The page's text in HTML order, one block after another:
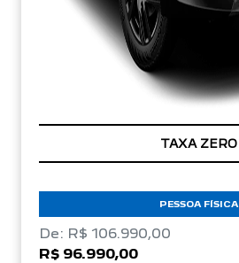
TAXA ZERO
PESSOA FÍSICA
De: R$ 106.990,00
R$ 96.990,00